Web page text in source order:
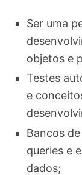
Ser uma
objetos e
Testes
e
Bancos
queries e
dados;